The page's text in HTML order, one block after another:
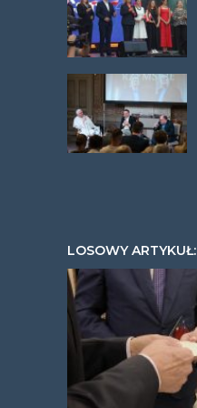
LOSOWY ARTYKUŁ: